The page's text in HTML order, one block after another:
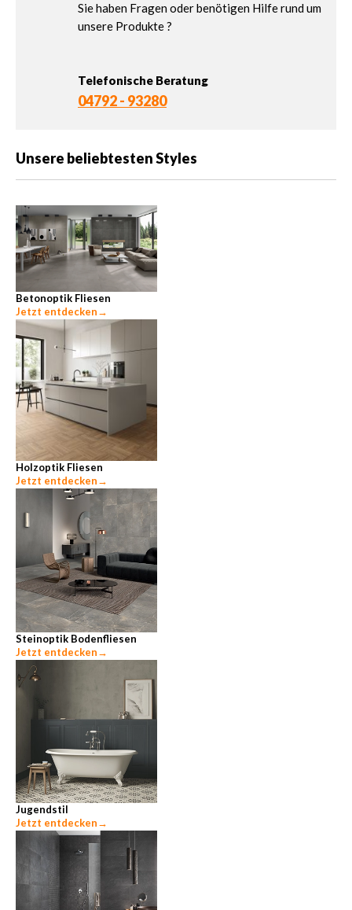
Sie haben Fragen oder benötigen Hilfe rund um
unsere Produkte ?
Telefonische Beratung
04792 - 93280
Unsere beliebtesten Styles
Betonoptik Fliesen
Jetzt entdecken→
Holzoptik Fliesen
Jetzt entdecken→
Steinoptik Bodenfliesen
Jetzt entdecken→
Jugendstil
Jetzt entdecken→